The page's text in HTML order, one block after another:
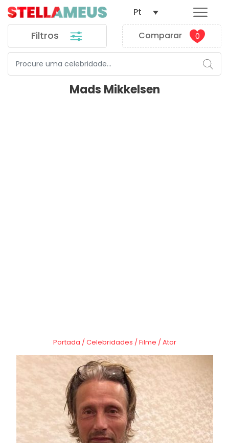
Filtros Comparar 0
Pt
Mads Mikkelsen
Portada /Celebridades /Filme /Ator